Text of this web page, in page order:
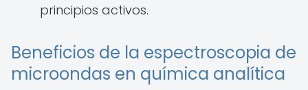
principios activos.
Beneficios de la espectroscopia de
microondas en química analítica